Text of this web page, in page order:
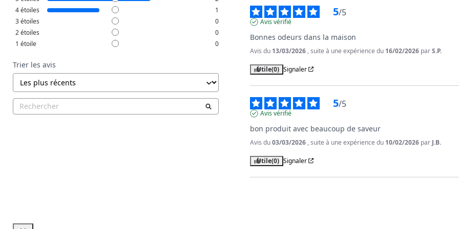
4étoiles
1
3étoiles
0
2étoiles
0
1 étoile 0
Trier les avis
5/5
Avis vérifié
Bonnes odeurs dans la maison
Avis du 13/03/2026 , suite à une expérience du 16/02/2026 parS.P.
Utile(0) Signaler
5/5
Avis vérifié
bon produit avec beaucoup de saveur
Avis du03/03/2026 , suite à une expérience du 10/02/2026 par J.B.
Utile(0) Signaler